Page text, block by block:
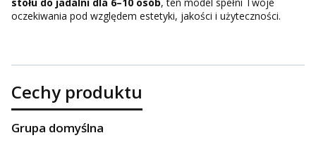
oczekiwania pod względem estetyki, jakości i użyteczności.
Cechy produktu
Grupa domyślna